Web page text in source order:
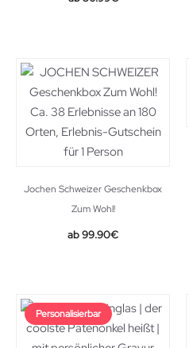
Jochen Schweizer Geschenkbox
Zum Wohl!
99.90€
Personalisierbar